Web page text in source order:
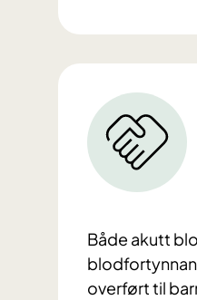
Både akutt
overført til